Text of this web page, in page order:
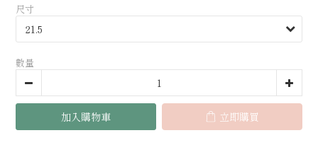
尺寸
數量
加入購物車 立即購買